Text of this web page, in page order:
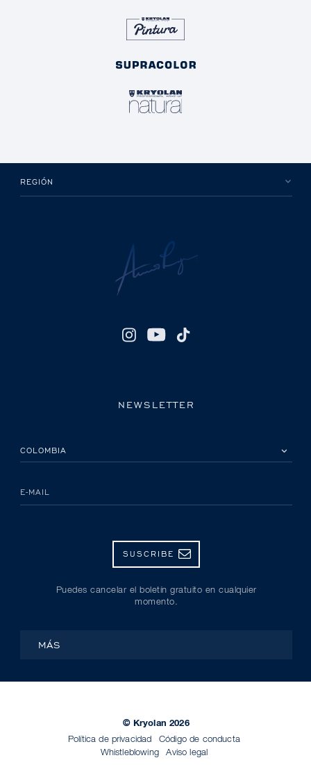
REGIÓN
NEWSLETTER
E-MAIL
SUSCRIBE
Puedes cancelar el boletín gratuito en cualquier
momento.
MÁS
© Kryolan 2026
Política de privacidad
Código de conducta
Whistleblowing
Aviso legal